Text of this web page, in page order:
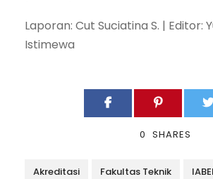
Laporan: Cut Suciatina S. | Editor:
Istimewa
0 SHARES
Akreditasi Fakultas Teknik